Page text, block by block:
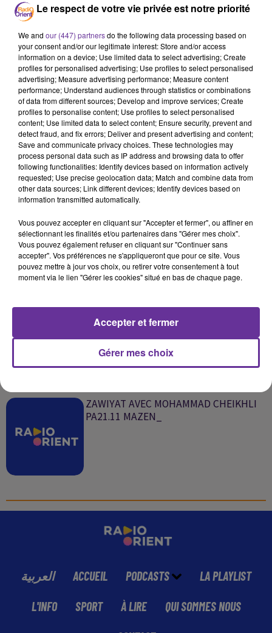
sC
27 novembre 2025 - 1 sec
REPORTAGE AR OLFA 25-11 PA_.MP3
z
REPORTAGE AR OLFA 25-11 PA_.mp3
REPORTAGE AR OLFA 25-11 PA_.mp3
SUR LE MÊME SUJET
ZAWIYAT AVEC MOHAMMAD CHEIKHLI
PA21.11 MAZEN_
العربية ACCUEIL PODCASTS LA PLAYLIST
L'INFO SPORT À LIRE QUI SOMMES NOUS
Le respect de votre vie privée est notre priorité
We and our (447) partnersdo the following data processing based on
your consent and/or our legitimate interest: Store and/or access
information on a device; Use limited data to select advertising; Create
profiles for personalised advertising; Use profiles to select personalised
advertising; Measure advertising performance; Measure content
performance; Understand audiences through statistics or combinations
of data from different sources; Develop and improve services; Create
profiles to personalise content; Use profiles to select personalised
content; Use limited data to select content; Ensure security, prevent and
detect fraud, and fix errors; Deliver and present advertising and content;
Save and communicate privacy choices. These technologies may
process personal data such as IP address and browsing data to offer
following functionalities: Identify devices based on information actively
requested; Use precise geolocation data; Match and combine data from
other data sources; Link different devices; Identify devices based on
information transmitted automatically.
Vous pouvez accepter en cliquant sur "Accepter et fermer", ou affiner en
sélectionnant les finalités et/ou partenaires dans "Gérer mes choix".
Vous pouvez également refuser en cliquant sur "Continuer sans
accepter". Vos préférences ne s'appliqueront que pour ce site. Vous
pouvez mettre à jour vos choix, ou retirer votre consentement à tout
moment via le lien "Gérer les cookies" situé en bas de chaque page.
Gérer mes choix
Accepter et fermer